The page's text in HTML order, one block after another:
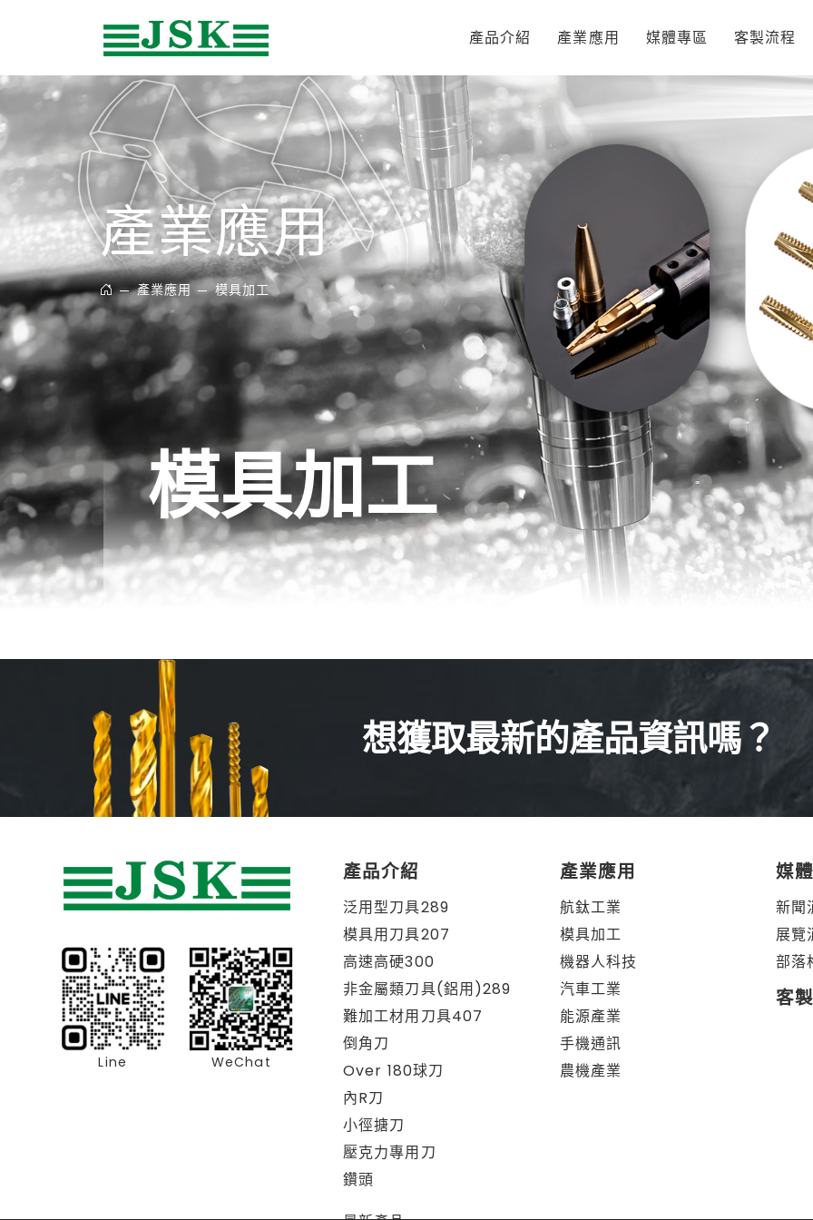
產品介紹 產業應用 媒體專區 客製流程
產業應用
產業應用 模具加工
模具加工
想獲取最新的產品資訊嗎？
Line WeChat
產品介紹
泛用型刀具289
模具用刀具207
高速高硬300
非金屬類刀具(鋁用)289
難加工材用刀具407
倒角刀
Over 180球刀
內R刀
小徑搪刀
壓克力專用刀
鑽頭
產業應用
航鈦工業
模具加工
機器人科技
汽車工業
能源產業
手機通訊
農機產業
媒
新聞
展覽
部落
客